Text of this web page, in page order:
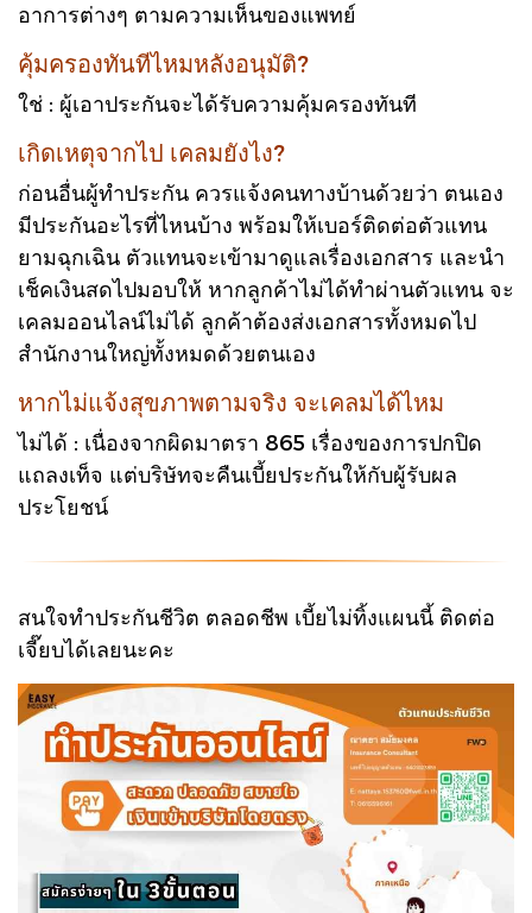
อาการต่างๆ ตามความเห็นของแพทย์
คุ้มครองทันทีไหมหลังอนุมัติ?
ใช่ : ผู้เอาประกันจะได้รับความคุ้มครองทันที
เกิดเหตุจากไป เคลมยังไง?
ก่อนอื่นผู้ทำประกัน ควรแจ้งคนทางบ้านด้วยว่า ตนเอง
มีประกันอะไรที่ไหนบ้าง พร้อมให้เบอร์ติดต่อตัวแทน
ยามฉุกเฉิน ตัวแทนจะเข้ามาดูแลเรื่องเอกสาร และนำ
เช็คเงินสดไปมอบให้ หากลูกค้าไม่ได้ทำผ่านตัวแทน จะ
เคลมออนไลน์ไม่ได้ ลูกค้าต้องส่งเอกสารทั้งหมดไป
สำนักงานใหญ่ทั้งหมดด้วยตนเอง
หากไม่แจ้งสุขภาพตามจริง จะเคลมได้ไหม
ไม่ได้ : เนื่องจากผิดมาตรา 865 เรื่องของการปกปิด
แถลงเท็จ แต่บริษัทจะคืนเบี้ยประกันให้กับผู้รับผล
ประโยชน์
สนใจทำประกันชีวิต ตลอดชีพ เบี้ยไม่ทิ้งแผนนี้ ติดต่อ
เจี๊ยบได้เลยนะคะ